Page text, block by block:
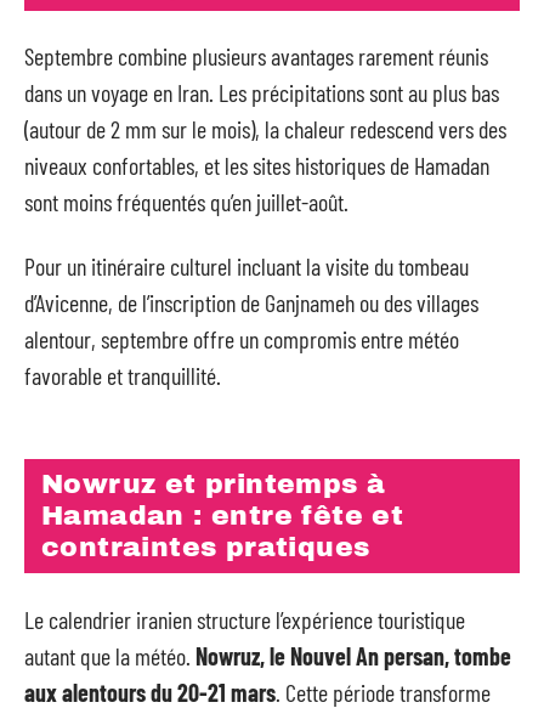
Septembre combine plusieurs avantages rarement réunis
dans un voyage en Iran. Les précipitations sont au plus bas
(autour de 2 mm sur le mois), la chaleur redescend vers des
niveaux confortables, et les sites historiques de Hamadan
sont moins fréquentés qu’en juillet-août.
Pour un itinéraire culturel incluant la visite du tombeau
d’Avicenne, de l’inscription de Ganjnameh ou des villages
alentour, septembre offre un compromis entre météo
favorable et tranquillité.
Nowruz et printemps à
Hamadan : entre fête et
contraintes pratiques
Le calendrier iranien structure l’expérience touristique
autant que la météo. Nowruz, le Nouvel An persan, tombe
aux alentours du 20-21 mars . Cette période transforme